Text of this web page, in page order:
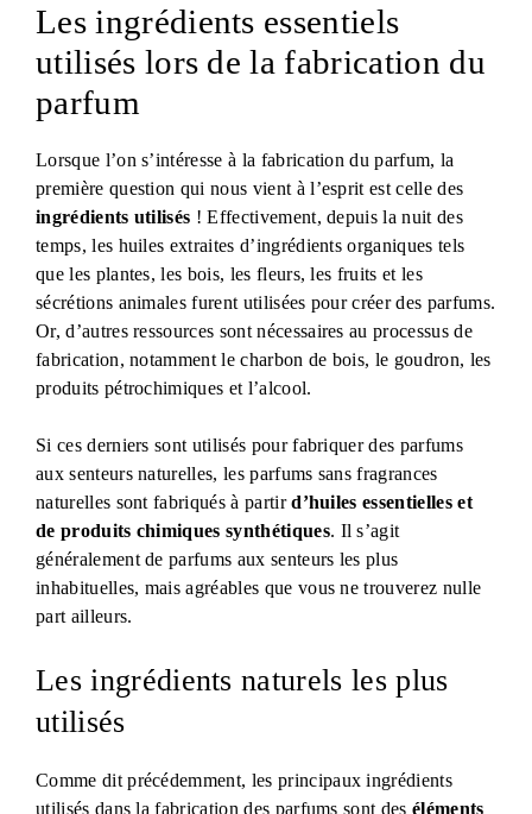
Les ingrédients essentiels
utilisés lors de la fabrication du
parfum
Lorsque l’on s’intéresse à la fabrication du parfum, la
première question qui nous vient à l’esprit est celle des
ingrédients utilisés ! Effectivement, depuis la nuit des
temps, les huiles extraites d’ingrédients organiques tels
que les plantes, les bois, les fleurs, les fruits et les
sécrétions animales furent utilisées pour créer des parfums.
Or, d’autres ressources sont nécessaires au processus de
fabrication, notamment le charbon de bois, le goudron, les
produits pétrochimiques et l’alcool.
Si ces derniers sont utilisés pour fabriquer des parfums
aux senteurs naturelles, les parfums sans fragrances
naturelles sont fabriqués à partird’huiles essentielles et
de produits chimiques synthétiques. Il s’agit
généralement de parfums aux senteurs les plus
inhabituelles, mais agréables que vous ne trouverez nulle
part ailleurs.
Les ingrédients naturels les plus
utilisés
Comme dit précédemment, les principaux ingrédients
utilisés dans la fabrication des parfums sont deséléments